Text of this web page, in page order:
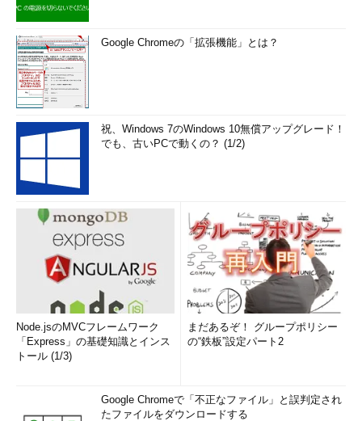
Freeにすると、確かにインスタンスの料金は不要になります
回数、ネットワーク通信量、ストレージサイズなどに制限があり
ます。例えば、1日当たりのCPU使用時間は60分までです。制限
に達すると一定時間サービスが使えなくなります。実験的な用途
で使うとよいでしょう。
Sharedは他の（ユーザーの）アプリと1つのシステムを共有し
て実行されます。SharedプランはBasicプランよりも安価ですが
（約1000円／月）、Freeよりも緩いながらリソース制限がある
他、アプリごとに課金されるプランとなっています（Basic以上
は、アプリごとではなくインスタンスごとに課金）。アプリを1
つ（WordPressなら1サイト）作るごとに、Sharedプランの料金
がかかります。ごく限られた数の、負荷や必要リソースの少ない
Webアプリしか実行しないような場合に向いています。
Web Appsを「停止」しても課金されることに注意
Azure VMの場合は、Azureのダッシュボード管理画面で［停
止］しておくと、それ以上は課金されませんでした（連載
しかしWeb Appsの場合は、管理画面にある［■停止］をクリ
Google Chromeの「拡張機能」とは？
祝、Windows 7のWindows 10無償アップグレード！
でも、古いPCで動くの？ (1/2)
Node.jsのMVCフレームワーク
「Express」の基礎知識とインス
トール (1/3)
まだあるぞ！ グループポリシー
の“鉄板”設定パート2
Google Chromeで「不正なファイル」と誤判定され
たファイルをダウンロードする